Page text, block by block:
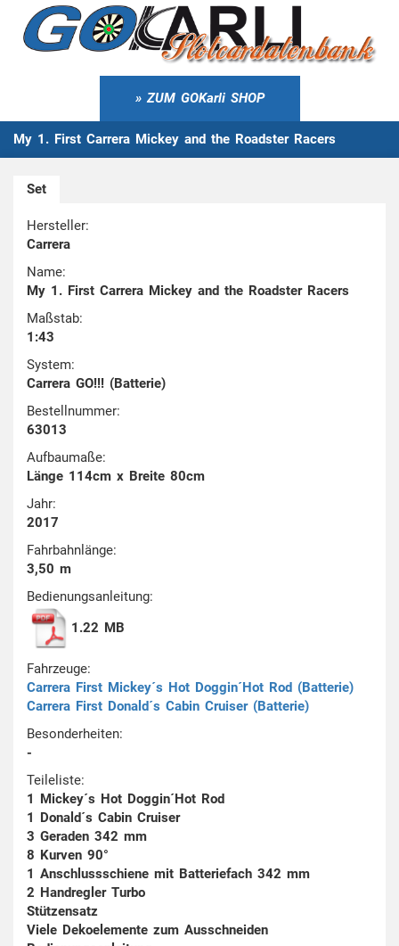
ZUM GOKarli SHOP
My 1. First Carrera Mickey and the Roadster Racers
Set
Hersteller:
Carrera
Name:
My 1. First Carrera Mickey and the Roadster Racers
Maßstab:
1:43
System:
Carrera GO!!! (Batterie)
Bestellnummer:
63013
Aufbaumaße:
Länge 114cm x Breite 80cm
Jahr:
2017
Fahrbahnlänge:
3,50 m
Bedienungsanleitung:
1.22 MB
Fahrzeuge:
Carrera First Mickey´s Hot Doggin´Hot Rod (Batterie)
Carrera First Donald´s Cabin Cruiser (Batterie)
Besonderheiten:
-
Teileliste:
1 Mickey´s Hot Doggin´Hot Rod
1 Donald´s Cabin Cruiser
3 Geraden 342 mm
8 Kurven 90°
1 Anschlussschiene mit Batteriefach 342 mm
2 Handregler Turbo
Stützensatz
Viele Dekoelemente zum Ausschneiden